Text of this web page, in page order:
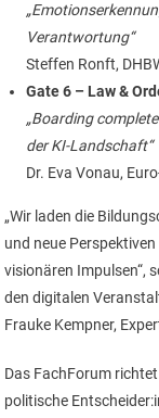
Verantwortung“
Steffen Ronft,
Gate 6 – Law &
„Boarding
der KI-Landschaft“
Dr. Eva Vonau,
„Wir laden die
und neue
visionären Impulsen“,
den digitalen
Frauke Kempner,
Das FachForum
politische